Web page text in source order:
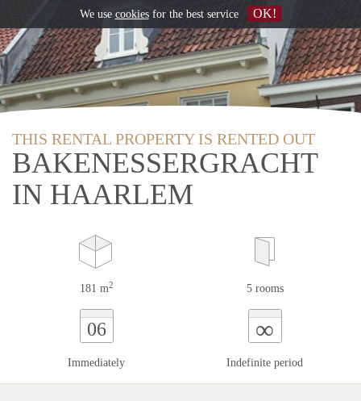
THIS RENTAL PROPERTY IS RENTED OUT
BAKENESSERGRACHT
IN HAARLEM
181 m2 5 rooms
06
Immediately
∞
Indefinite period
We use cookiesfor the best service OK!